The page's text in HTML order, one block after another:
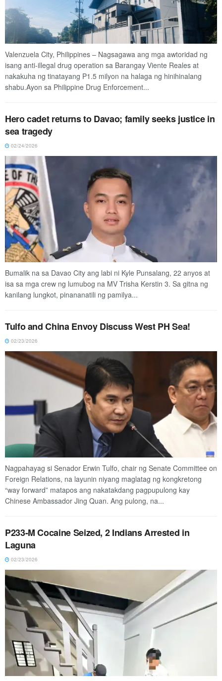
Valenzuela City, Philippines – Nagsagawa ang mga awtoridad ng
isang anti-illegal drug operation sa Barangay Viente Reales at
nakakuha ng tinatayang P1.5 milyon na halaga ng hinihinalang
shabu.Ayon sa Philippine Drug Enforcement...
Hero cadet returns to Davao; family seeks justice in
sea tragedy
02/24/2026
Bumalik na sa Davao City ang labi ni Kyle Punsalang, 22 anyos at
isa sa mga crew ng lumubog na MV Trisha Kerstin 3. Sa gitna ng
kanilang lungkot, pinananatili ng pamilya...
Tulfo and China Envoy Discuss West PH Sea!
02/23/2026
Nagpahayag si Senador Erwin Tulfo, chair ng Senate Committee on
Foreign Relations, na layunin niyang maglatag ng kongkretong
“way forward” matapos ang nakatakdang pagpupulong kay
Chinese Ambassador Jing Quan. Ang pulong, na...
P233-M Cocaine Seized, 2 Indians Arrested in
Laguna
02/23/2026